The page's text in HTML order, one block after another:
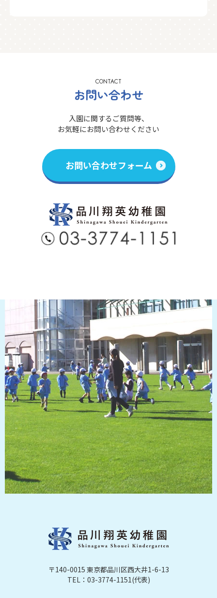
CONTACT
お問い合わせ
入園に関するご質問等、
お気軽にお問い合わせください
お問い合わせフォーム
〒140-0015 東京都品川区西大井1-6-13
TEL：03-3774-1151(代表)